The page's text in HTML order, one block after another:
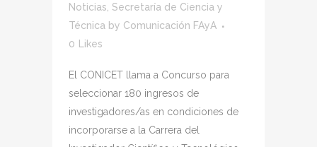
Noticias Secretaría de Ciencia y
Técnica by Comunicación FAyA
0
Likes
El CONICET llama a Concurso para
seleccionar 180 ingresos de
investigadores/as en condiciones de
incorporarse a la Carrera del